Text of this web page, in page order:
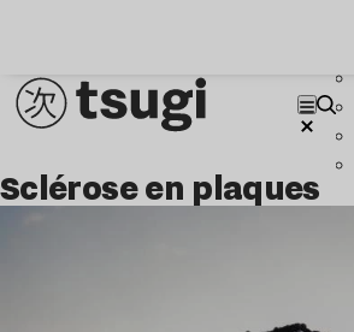
sclérose en plaques